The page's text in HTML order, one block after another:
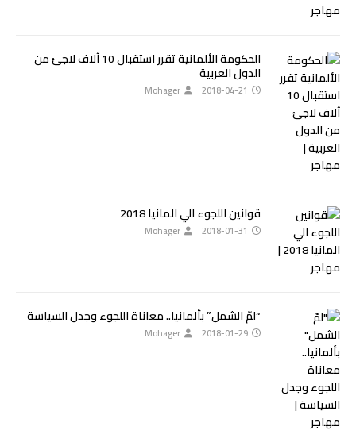
الحكومة الألمانية تقرر استقبال 10 آلاف لاجئ من
الدول العربية
2018-04-21
Mohager
قوانين اللجوء الي المانيا 2018
2018-01-31
Mohager
“لمّ الشمل” بألمانيا.. معاناة اللجوء وجدل السياسة
2018-01-29
Mohager